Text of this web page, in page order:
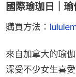
國際瑜珈日｜
購買方法：
來自加拿大的瑜
深受不少女生喜